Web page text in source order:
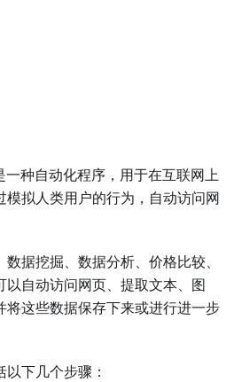
种自动化程序，用于在互联网上
拟人类用户的行为，自动访问网
据挖掘、数据分析、价格比较、
以自动访问网页、提取文本、图
将这些数据保存下来或进行进一步
下几个步骤：